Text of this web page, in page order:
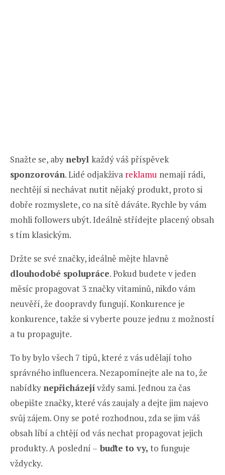
Snažte se, aby nebyl každý váš příspěvek
sponzorován. Lidé odjakživa reklamu nemají rádi,
nechtějí si nechávat nutit nějaký produkt, proto si
dobře rozmyslete, co na sítě dáváte. Rychle by vám
mohli followers ubýt. Ideálně střídejte placený obsah
s tím klasickým.
Držte se své značky, ideálně mějte hlavně
dlouhodobé spolupráce. Pokud budete v jeden
měsíc propagovat 3 značky vitaminů, nikdo vám
neuvěří, že doopravdy fungují. Konkurence je
konkurence, takže si vyberte pouze jednu z možností
a tu propagujte.
To by bylo všech 7 tipů, které z vás udělají toho
správného influencera. Nezapomínejte ale na to, že
nabídky nepřicházejívždy sami. Jednou za čas
obepište značky, které vás zaujaly a dejte jim najevo
svůj zájem. Ony se poté rozhodnou, zda se jim váš
obsah líbí a chtějí od vás nechat propagovat jejich
produkty. A poslední – buďte to vy, to funguje
vždycky.